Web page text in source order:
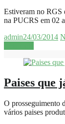
Estiveram no RGS
na PUCRS em 02
admin24/03/2014
Paises que
O prosseguimento
vários paises